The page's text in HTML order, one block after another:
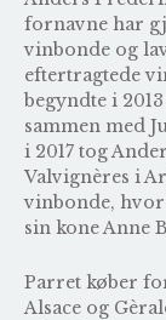
fornavne har
vinbonde og
eftertragtede
begyndte i
sammen med
i 2017 tog
Valvignères i
vinbonde, hvor
sin kone Anne
Parret køber
Alsace og